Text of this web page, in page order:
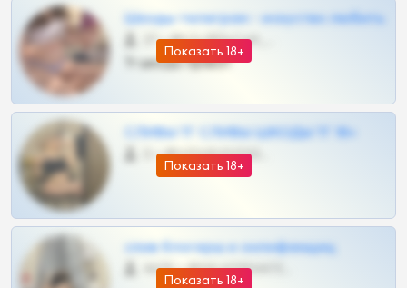
Показать 18+
Шкоды телеграм - искуство любить
27 •
Тг шкоды приват
Показать 18+
СЛИВЫ ТГ СЛИВЫ ШКОДЫ ТГ 18+
0 •
Показать 18+
слив блогерш и онлифанщиц
4675 •